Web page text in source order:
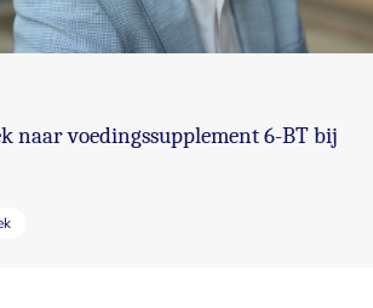
naar voedingssupplement 6-BT bij